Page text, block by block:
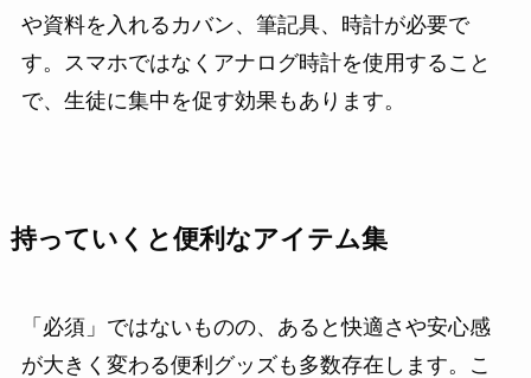
や資料を入れるカバン、筆記具、時計が必要で
す。スマホではなくアナログ時計を使用すること
で、生徒に集中を促す効果もあります。
持っていくと便利なアイテム集
「必須」ではないものの、あると快適さや安心感
が大きく変わる便利グッズも多数存在します。こ